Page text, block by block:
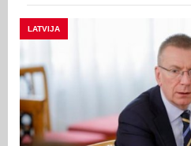
LATVIJA